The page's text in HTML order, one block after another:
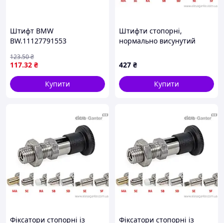
Штифт BMW
BW.11127791553
117.32 ₴
123.50₴
Купити
Штифти стопорні,
нормально висунутий
наконечники GN 81700-5-
8-BK-SF-ST
427 ₴
Купити
Фіксатори стопорні із
Фіксатори стопорні із